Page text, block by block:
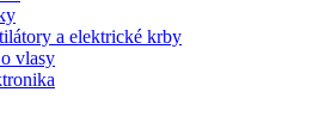
a elektrické krby
vlasy